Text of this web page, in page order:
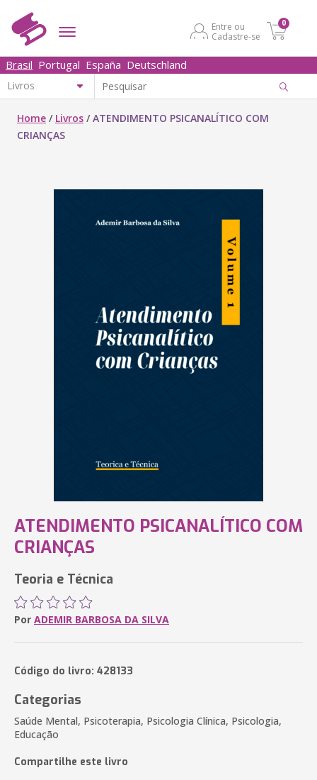
Entre ou
Cadastre-se
0
Brasil Portugal España Deutschland
Home / Livros /ATENDIMENTO PSICANALÍTICO COM
CRIANÇAS
ATENDIMENTO PSICANALÍTICO COM
CRIANÇAS
Teoria e Técnica
Por ADEMIR BARBOSA DA SILVA
Código do livro: 428133
Categorias
Saúde Mental, Psicoterapia, Psicologia Clínica, Psicologia,
Educação
Compartilhe este livro